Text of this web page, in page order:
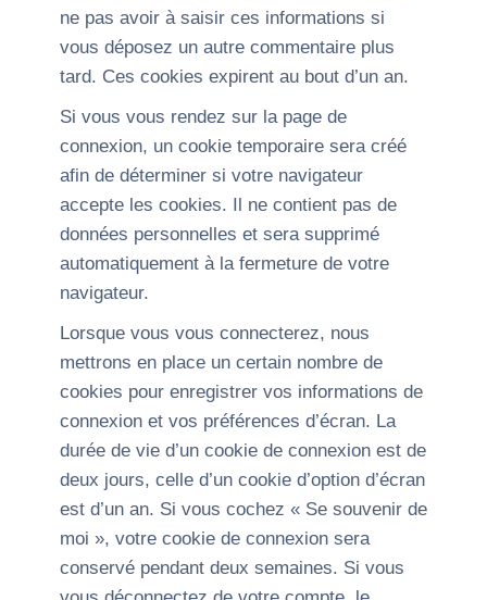
ne pas avoir à saisir ces informations si
vous déposez un autre commentaire plus
tard. Ces cookies expirent au bout d’un an.
Si vous vous rendez sur la page de
connexion, un cookie temporaire sera créé
afin de déterminer si votre navigateur
accepte les cookies. Il ne contient pas de
données personnelles et sera supprimé
automatiquement à la fermeture de votre
navigateur.
Lorsque vous vous connecterez, nous
mettrons en place un certain nombre de
cookies pour enregistrer vos informations de
connexion et vos préférences d’écran. La
durée de vie d’un cookie de connexion est de
deux jours, celle d’un cookie d’option d’écran
est d’un an. Si vous cochez « Se souvenir de
moi », votre cookie de connexion sera
conservé pendant deux semaines. Si vous